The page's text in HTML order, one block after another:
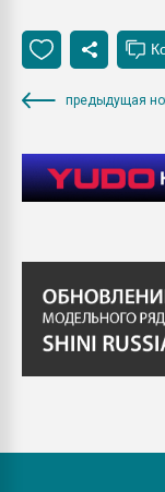
предыдущая